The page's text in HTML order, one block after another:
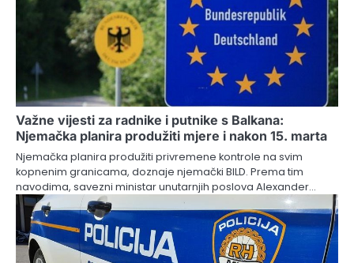
Važne vijesti za radnike i putnike s Balkana:
Njemačka planira produžiti mjere i nakon 15. marta
Njemačka planira produžiti privremene kontrole na svim
kopnenim granicama, doznaje njemački BILD. Prema tim
navodima, savezni ministar unutarnjih poslova Alexander…